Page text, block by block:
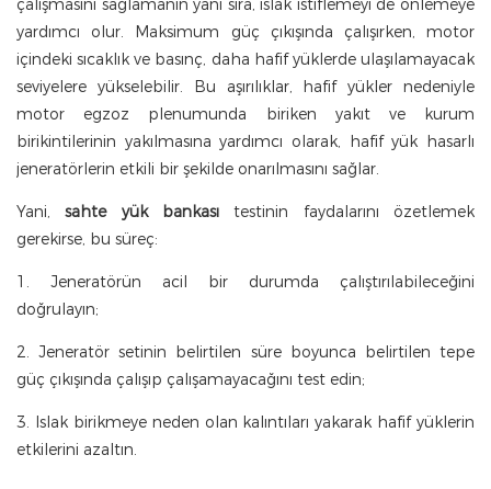
çalışmasını sağlamanın yanı sıra, ıslak istiflemeyi de önlemeye
yardımcı olur. Maksimum güç çıkışında çalışırken, motor
içindeki sıcaklık ve basınç, daha hafif yüklerde ulaşılamayacak
seviyelere yükselebilir. Bu aşırılıklar, hafif yükler nedeniyle
motor egzoz plenumunda biriken yakıt ve kurum
birikintilerinin yakılmasına yardımcı olarak, hafif yük hasarlı
jeneratörlerin etkili bir şekilde onarılmasını sağlar.
Yani,sahte yük bankası testinin faydalarını özetlemek
gerekirse, bu süreç:
1. Jeneratörün acil bir durumda çalıştırılabileceğini
doğrulayın;
2. Jeneratör setinin belirtilen süre boyunca belirtilen tepe
güç çıkışında çalışıp çalışamayacağını test edin;
3. Islak birikmeye neden olan kalıntıları yakarak hafif yüklerin
etkilerini azaltın.